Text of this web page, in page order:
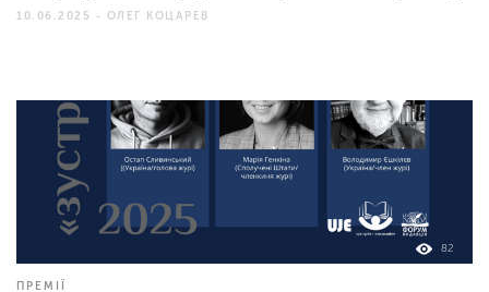
10.06.2025 - ОЛЕГ КОЦАРЕВ
82
ПРЕМІЇ